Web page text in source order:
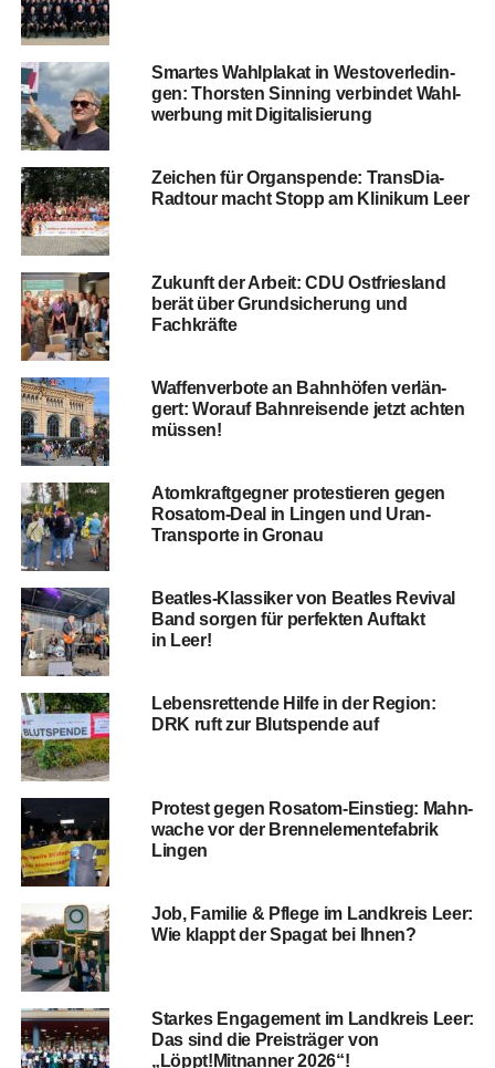
Smar­tes Wahl­pla­kat in Wes­t­ov­er­le­din­
gen: Thors­ten Sin­ning ver­bin­det Wahl­
wer­bung mit Digitalisierung
Zei­chen für Organ­spen­de: Trans­Dia-
Rad­tour macht Stopp am Kli­ni­kum Leer
Zukunft der Arbeit: CDU Ost­fries­land
berät über Grund­si­che­rung und
Fachkräfte
Waf­fen­ver­bo­te an Bahn­hö­fen ver­län­
gert: Wor­auf Bahn­rei­sen­de jetzt ach­ten
müssen!
Atom­kraft­geg­ner pro­tes­tie­ren gegen
Rosatom-Deal in Lin­gen und Uran-
Trans­por­te in Gronau
Beat­les-Klas­si­ker von Beat­les Revi­val
Band sor­gen für per­fek­ten Auf­takt
in Leer!
Lebens­ret­ten­de Hil­fe in der Regi­on:
DRK ruft zur Blut­spen­de auf
Pro­test gegen Rosatom-Ein­stieg: Mahn­
wa­che vor der Brenn­ele­men­te­fa­brik
Lingen
Job, Fami­lie & Pfle­ge im Land­kreis Leer:
Wie klappt der Spa­gat bei Ihnen?
Star­kes Enga­ge­ment im Land­kreis Leer:
Das sind die Preis­trä­ger von
„Löppt!Mitnanner 2026“!